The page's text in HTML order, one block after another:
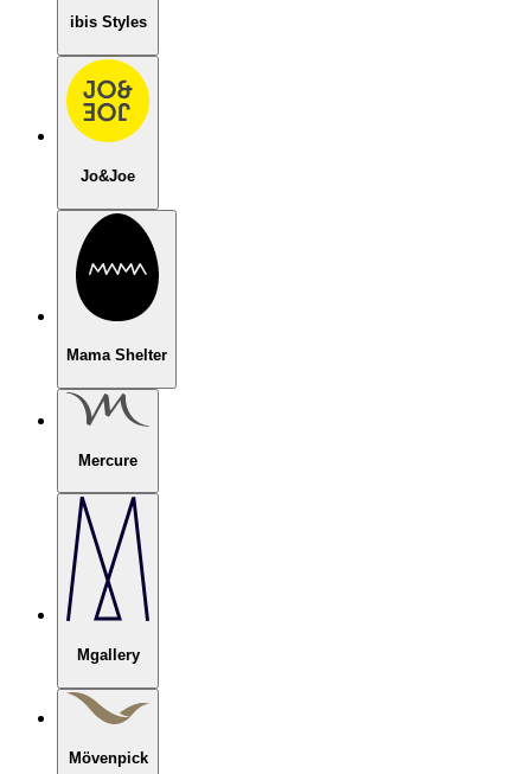
ibis Styles
Jo&Joe
Mama Shelter
Mercure
Mgallery
Mövenpick